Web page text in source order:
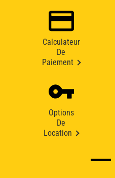
Calculateur
De
Paiement
Options
De
Location